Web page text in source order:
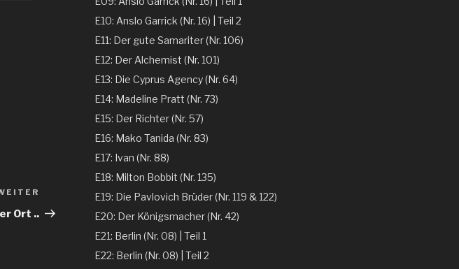
Beitrag
Ort ..
E10: Anslo Garrick (Nr. 16) | Teil 2
E11: Der gute Samariter (Nr. 106)
E12: Der Alchemist (Nr. 101)
E13: Die Cyprus Agency (Nr. 64)
E14: Madeline Pratt (Nr. 73)
E15: Der Richter (Nr. 57)
E16: Mako Tanida (Nr. 83)
E17: Ivan (Nr. 88)
E18: Milton Bobbit (Nr. 135)
E19: Die Pavlovich Brüder (Nr. 119 & 122)
E20: Der Königsmacher (Nr. 42)
E21: Berlin (Nr. 08) | Teil 1
E22: Berlin (Nr. 08) | Teil 2